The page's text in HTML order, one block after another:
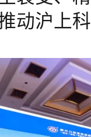
动沪上